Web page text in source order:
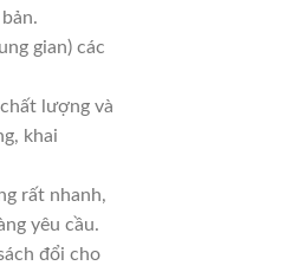
gian) các
lượng và
khai
rất nhanh,
yêu cầu.
đổi cho